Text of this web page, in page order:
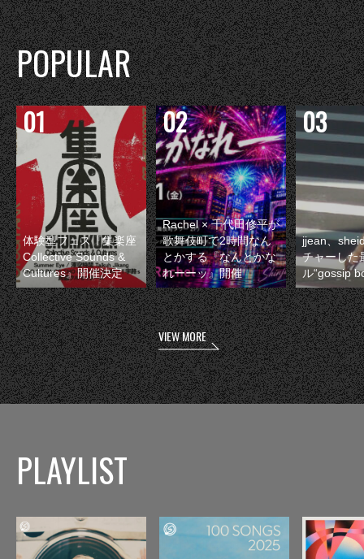
POPULAR
体験型フェス『集楽座
Collective Sounds &
Cultures』開催決定
Rachel × 千代田修平が
歌舞伎町で2時間なん
とかする『なんとかな
れーーッ』開催
jjean、
チャーした
ル“gossip
VIEW MORE
PLAYLIST